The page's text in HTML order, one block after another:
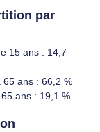
par
15 ans : 14,7
65 ans : 66,2 %
ans : 19,1 %